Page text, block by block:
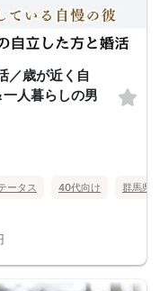
／歳が近く自
人暮らしの男
ータス 40代向け 群馬県